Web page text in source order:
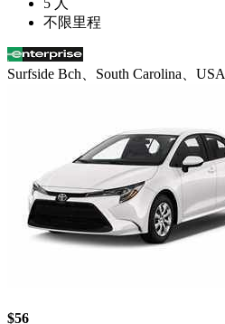
不限里程
Surfside Bch、South Carolina、USA
$56